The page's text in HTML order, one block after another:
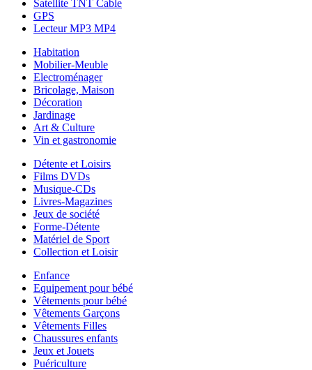
Satellite TNT Cable
GPS
Lecteur MP3 MP4
Habitation
Mobilier-Meuble
Electroménager
Bricolage, Maison
Décoration
Jardinage
Art & Culture
Vin et gastronomie
Détente et Loisirs
Films DVDs
Musique-CDs
Livres-Magazines
Jeux de société
Forme-Détente
Matériel de Sport
Collection et Loisir
Enfance
Equipement pour bébé
Vêtements pour bébé
Vêtements Garçons
Vêtements Filles
Chaussures enfants
Jeux et Jouets
Puériculture